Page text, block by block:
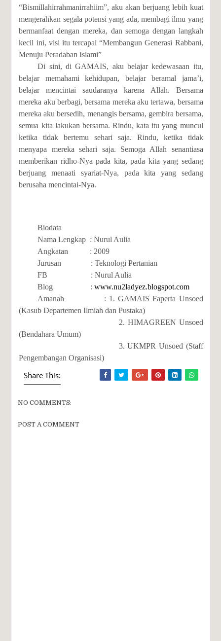
“Bismillahirrahmanirrahiim”, aku akan berjuang lebih kuat
mengerahkan segala potensi yang ada, membagi ilmu yang
bermanfaat dengan mereka, dan semoga dengan langkah
kecil ini, visi itu tercapai “Membangun Generasi Rabbani,
Menuju Peradaban Islami”
Di sini, di GAMAIS, aku belajar kedewasaan itu,
belajar memahami kehidupan, belajar beramal jama’i,
belajar mencintai saudaranya karena Allah. Bersama
mereka aku berbagi, bersama mereka aku tertawa, bersama
mereka aku bersedih, menangis bersama, gembira bersama,
semua kita lakukan bersama. Rindu, kata itu yang muncul
ketika tidak bertemu sehari saja. Rindu, ketika tidak
menyapa mereka sehari saja. Semoga Allah senantiasa
memberikan ridho-Nya pada kita, pada kita yang sedang
berjuang menaati syariat-Nya, pada kita yang sedang
berusaha mencintai-Nya.
Biodata
Nama Lengkap : Nurul Aulia
Angkatan : 2009
Jurusan : Teknologi Pertanian
FB : Nurul Aulia
Blog :www.nu2ladyez.blogspot.com
Amanah : 1. GAMAIS Faperta Unsoed
(Kasub Departemen Ilmiah dan Pustaka)
2. HIMAGREEN Unsoed
(Bendahara Umum)
3. UKMPR Unsoed (Staff
Pengembangan Organisasi)
Share This:
NO COMMENTS:
POST A COMMENT